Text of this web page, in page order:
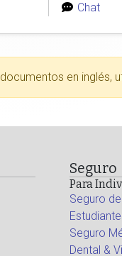
Chat
en inglés,
Seguro
Para
Seguro
Seguro
Dental &